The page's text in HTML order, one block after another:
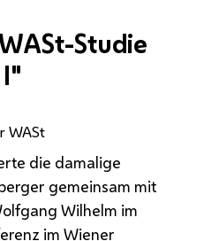
-Studie
WASt
die damalige
gemeinsam mit
Wilhelm im
im Wiener